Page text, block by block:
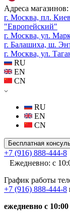
Адреса магазинов:
г. Москва, пл.
"Европейский"
г. Москва, ул.
г. Балашиха, ш.
г. Москва, ул.
RU
EN
CN
RU
EN
CN
Бесплатная
+7 (916) 888-444-8
Ежедневно: с
График работы
+7 (916) 888-444-8
ежедневно с